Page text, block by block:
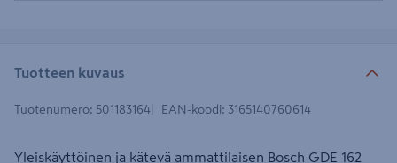
Tuotteen kuvaus
Tuotenumero: 501183164 EAN-koodi: 3165140760614
Yleiskäyttöinen ja kätevä ammattilaisen Bosch GDE 162